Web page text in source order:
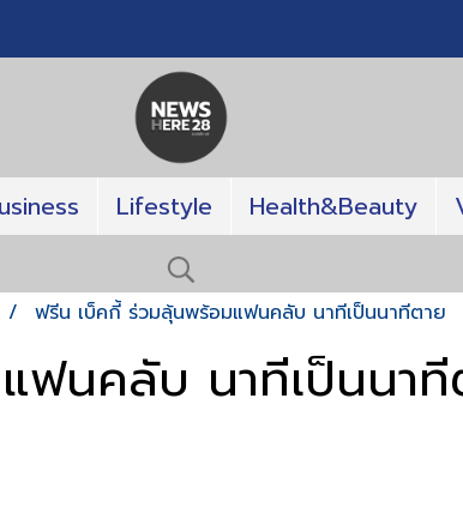
Lifestyle Health&Beauty
ฟรีน เบ็คกี้ ร่วมลุ้นพร้อมแฟนคลับ นาทีเป็นนาทีตาย
นคลับ นาทีเป็นนาที